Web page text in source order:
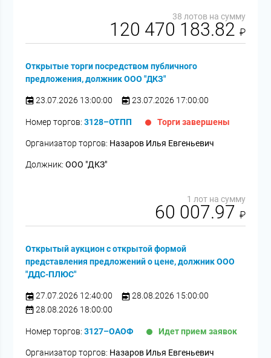
38 лотов на сумму
120 470 183.82 ₽
Открытые торги посредством публичного
предложения, должник ООО "ДКЗ"
23.07.2026 13:00:00 23.07.2026 17:00:00
Номер торгов:3128–ОТПП Торги завершены
Организатор торгов: Назаров Илья Евгеньевич
Должник:ООО "ДКЗ"
1 лот на сумму
60 007.97 ₽
Открытый аукцион с открытой формой
представления предложений о цене, должник ООО
"ДДС-ПЛЮС"
27.07.2026 12:40:00
28.08.2026 15:00:00
28.08.2026 18:00:00
Номер торгов:3127–ОАОФ Идет прием заявок
Организатор торгов: Назаров Илья Евгеньевич